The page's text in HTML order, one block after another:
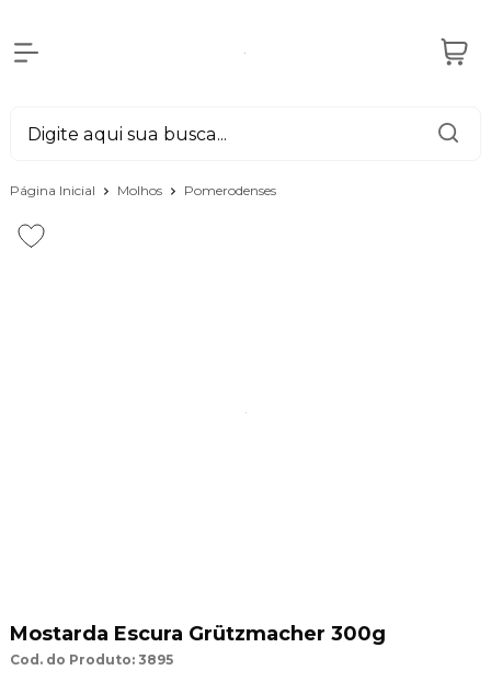
Página Inicial Molhos Pomerodenses
Mostarda Escura Grützmacher 300g
Cod. do Produto: 3895